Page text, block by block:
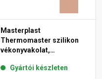
Masterplast
Thermomaster szilikon
vékonyvakolat,
12-C 25 kg
Gyártói készleten